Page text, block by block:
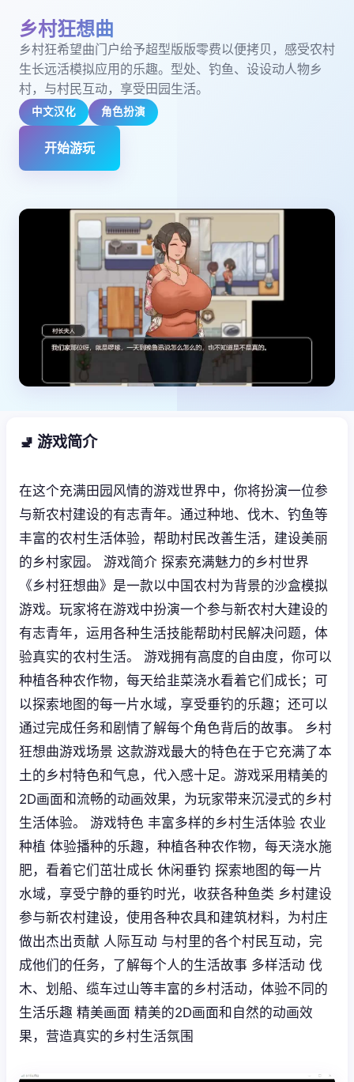
乡村狂想曲
乡村狂希望曲门户给予超型版版零费以便拷贝，感受农村
生长远活模拟应用的乐趣。型处、钓鱼、设设动人物乡
村，与村民互动，享受田园生活。
中文汉化 角色扮演
开始游玩
🚽 游戏简介
在这个充满田园风情的游戏世界中，你将扮演一位参
与新农村建设的有志青年。通过种地、伐木、钓鱼等
丰富的农村生活体验，帮助村民改善生活，建设美丽
的乡村家园。 游戏简介 探索充满魅力的乡村世界
《乡村狂想曲》是一款以中国农村为背景的沙盒模拟
游戏。玩家将在游戏中扮演一个参与新农村大建设的
有志青年，运用各种生活技能帮助村民解决问题，体
验真实的农村生活。 游戏拥有高度的自由度，你可以
种植各种农作物，每天给韭菜浇水看着它们成长；可
以探索地图的每一片水域，享受垂钓的乐趣；还可以
通过完成任务和剧情了解每个角色背后的故事。 乡村
狂想曲游戏场景 这款游戏最大的特色在于它充满了本
土的乡村特色和气息，代入感十足。游戏采用精美的
2D画面和流畅的动画效果，为玩家带来沉浸式的乡村
生活体验。 游戏特色 丰富多样的乡村生活体验 农业
种植 体验播种的乐趣，种植各种农作物，每天浇水施
肥，看着它们茁壮成长 休闲垂钓 探索地图的每一片
水域，享受宁静的垂钓时光，收获各种鱼类 乡村建设
参与新农村建设，使用各种农具和建筑材料，为村庄
做出杰出贡献 人际互动 与村里的各个村民互动，完
成他们的任务，了解每个人的生活故事 多样活动 伐
木、划船、缆车过山等丰富的乡村活动，体验不同的
生活乐趣 精美画面 精美的2D画面和自然的动画效
果，营造真实的乡村生活氛围